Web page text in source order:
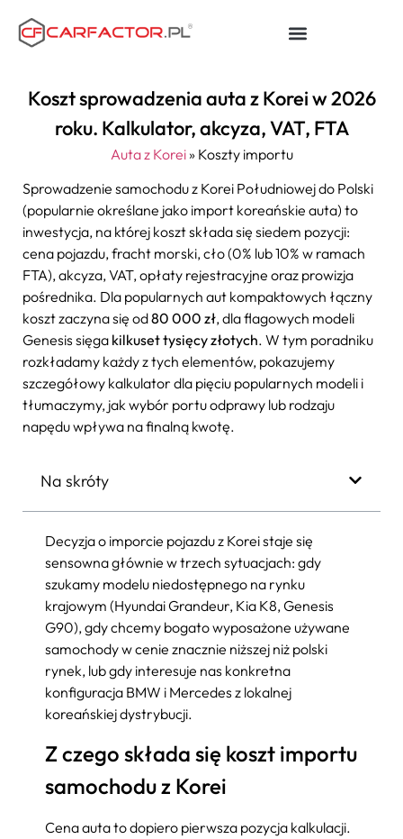
Koszt sprowadzenia auta z Korei w 2026
roku. Kalkulator, akcyza, VAT, FTA
Auta z Korei» Koszty importu
Sprowadzenie samochodu z Korei Południowej do Polski
(popularnie określane jako import koreańskie auta) to
inwestycja, na której koszt składa się siedem pozycji:
cena pojazdu, fracht morski, cło (0% lub 10% w ramach
FTA), akcyza, VAT, opłaty rejestracyjne oraz prowizja
pośrednika. Dla popularnych aut kompaktowych łączny
koszt zaczyna się od80 000 zł, dla flagowych modeli
Genesis sięga kilkuset tysięcy złotych. W tym poradniku
rozkładamy każdy z tych elementów, pokazujemy
szczegółowy kalkulator dla pięciu popularnych modeli i
tłumaczymy, jak wybór portu odprawy lub rodzaju
napędu wpływa na finalną kwotę.
Na skróty
Decyzja o imporcie pojazdu z Korei staje się
sensowna głównie w trzech sytuacjach: gdy
szukamy modelu niedostępnego na rynku
krajowym (Hyundai Grandeur, Kia K8, Genesis
G90), gdy chcemy bogato wyposażone używane
samochody w cenie znacznie niższej niż polski
rynek, lub gdy interesuje nas konkretna
konfiguracja BMW i Mercedes z lokalnej
koreańskiej dystrybucji.
Z czego składa się koszt importu
samochodu z Korei
Cena auta to dopiero pierwsza pozycja kalkulacji.